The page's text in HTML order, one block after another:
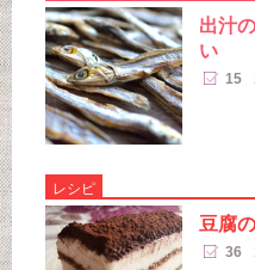
出汁
い
15
レシピ
豆腐
36